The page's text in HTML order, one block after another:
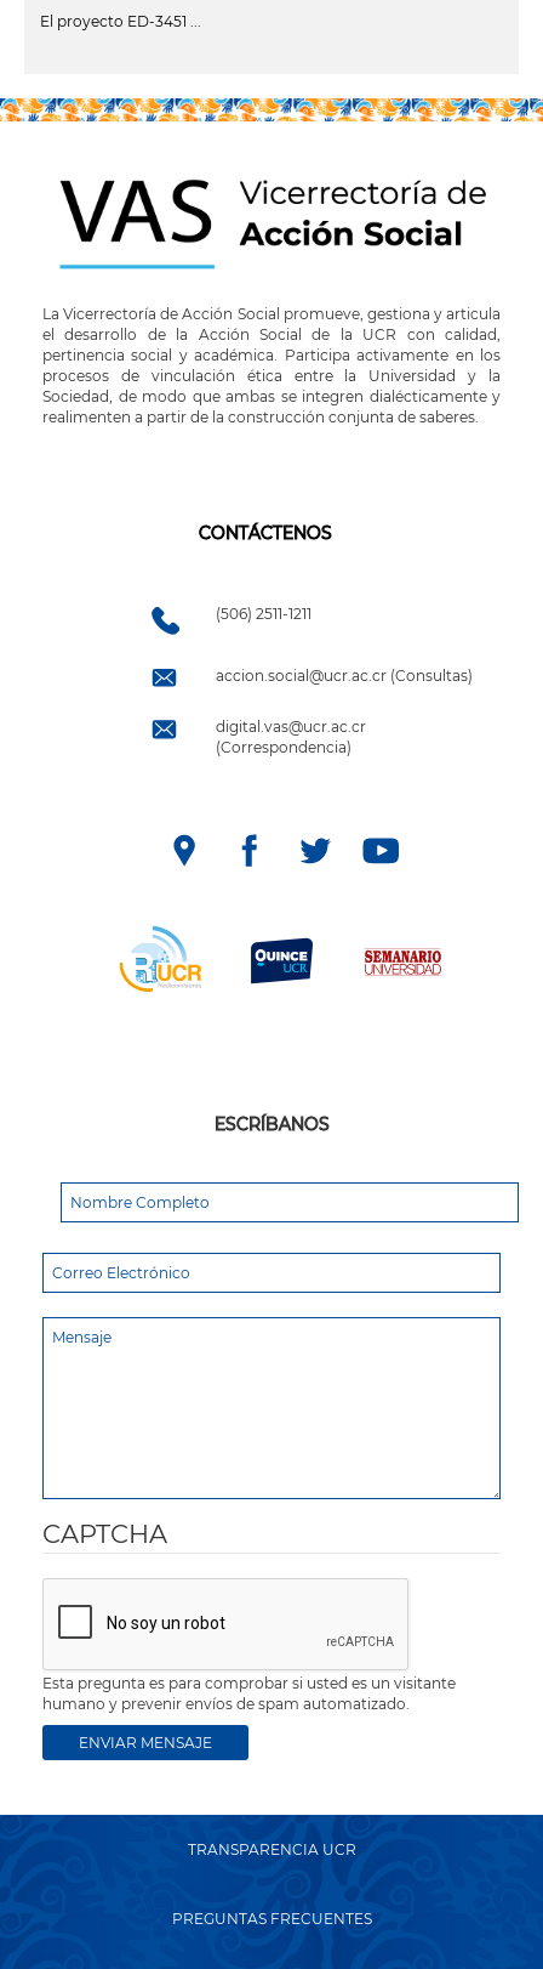
El proyecto ED-3451 ...
La Vicerrectoría de Acción Social promueve, gestiona y articula
el desarrollo de la Acción Social de la UCR con calidad,
pertinencia social y académica. Participa activamente en los
procesos de vinculación ética entre la Universidad y la
Sociedad, de modo que ambas se integren dialécticamente y
realimenten a partir de la construcción conjunta de saberes.
CONTÁCTENOS
(506) 2511-1211
accion.social@ucr.ac.cr (Consultas)
digital.vas@ucr.ac.cr
(Correspondencia)
ESCRÍBANOS
CAPTCHA
Esta pregunta es para comprobar si usted es un visitante
humano y prevenir envíos de spam automatizado.
TRANSPARENCIA UCR
PREGUNTAS FRECUENTES